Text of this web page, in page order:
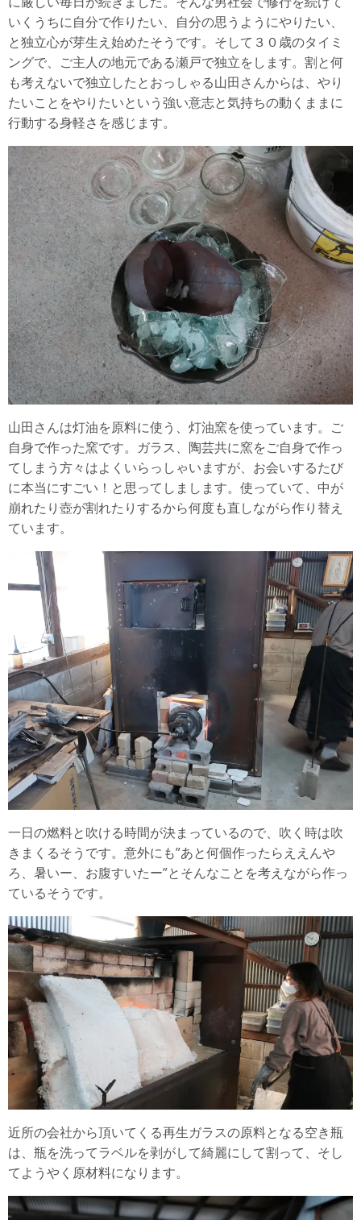
いくうちに自分で作りたい、自分の思うようにやりたい、
と独立心が芽生え始めたそうです。そして３０歳のタイミ
ングで、ご主人の地元である瀬戸で独立をします。割と何
も考えないで独立したとおっしゃる山田さんからは、やり
たいことをやりたいという強い意志と気持ちの動くままに
行動する身軽さを感じます。
山田さんは灯油を原料に使う、灯油窯を使っています。ご
自身で作った窯です。ガラス、陶芸共に窯をご自身で作っ
てしまう方々はよくいらっしゃいますが、お会いするたび
に本当にすごい！と思ってしまします。使っていて、中が
崩れたり壺が割れたりするから何度も直しながら作り替え
ています。
一日の燃料と吹ける時間が決まっているので、吹く時は吹
きまくるそうです。意外にも”あと何個作ったらええんや
ろ、暑いー、お腹すいたー”とそんなことを考えながら作っ
ているそうです。
近所の会社から頂いてくる再生ガラスの原料となる空き瓶
は、瓶を洗ってラベルを剥がして綺麗にして割って、そし
てようやく原材料になります。